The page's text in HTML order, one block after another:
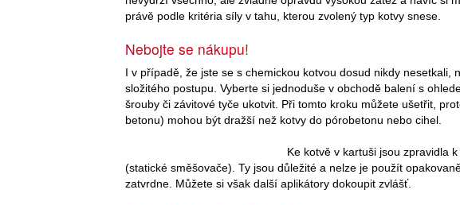
právě podle kritéria síly v tahu, kterou zvolený typ kotvy snese.
Nebojte se nákupu!
I v případě, že jste se s chemickou kotvou dosud nikdy nesetkali,
složitého postupu. Vyberte si jednoduše v obchodě balení s
šrouby či závitové tyče ukotvit. Při tomto kroku můžete ušetřit,
betonu) mohou být dražší než kotvy do pórobetonu nebo cihel.
Ke kotvě v kartuši jsou zpravidla
(statické směšovače). Ty jsou důležité a nelze je použít
zatvrdne. Můžete si však další aplikátory dokoupit zvlášť.